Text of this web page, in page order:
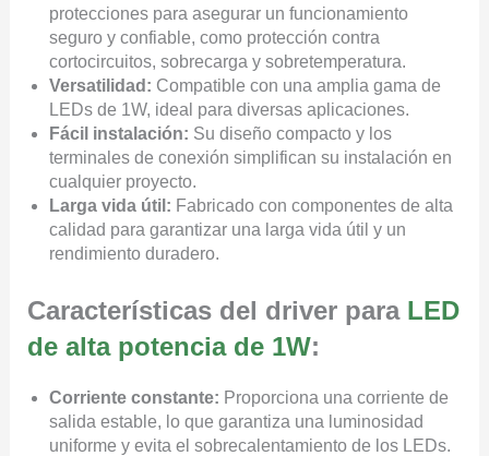
protecciones para asegurar un funcionamiento
seguro y confiable, como protección contra
cortocircuitos, sobrecarga y sobretemperatura.
Versatilidad: Compatible con una amplia gama de
LEDs de 1W, ideal para diversas aplicaciones.
Fácil instalación: Su diseño compacto y los
terminales de conexión simplifican su instalación en
cualquier proyecto.
Larga vida útil: Fabricado con componentes de alta
calidad para garantizar una larga vida útil y un
rendimiento duradero.
Características del driver para LED
de alta potencia de 1W:
Corriente constante: Proporciona una corriente de
salida estable, lo que garantiza una luminosidad
uniforme y evita el sobrecalentamiento de los LEDs.